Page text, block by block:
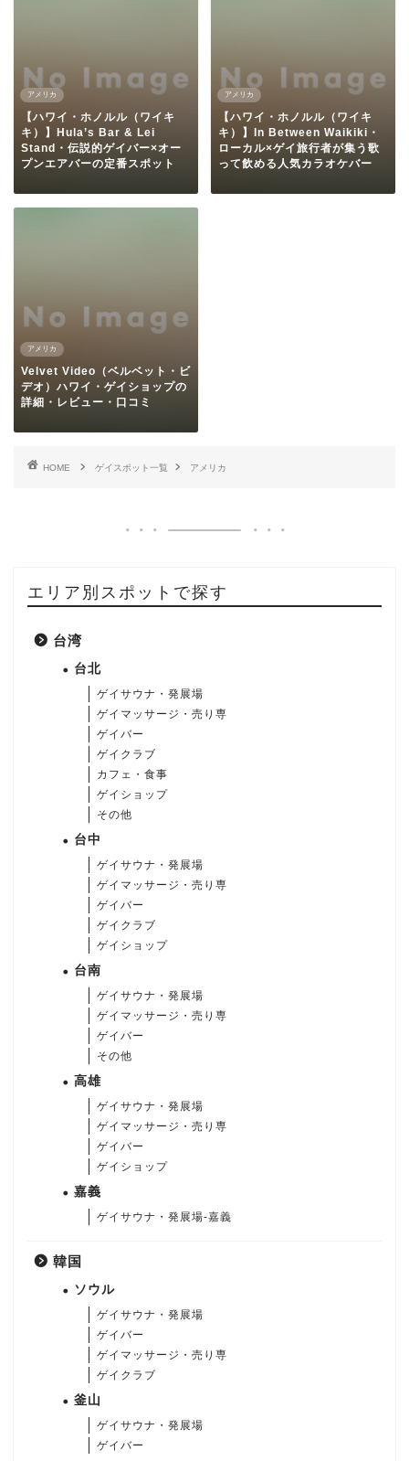
アメリカ
【ハワイ・ホノルル（ワイキ
キ）】Hula’s Bar & Lei
Stand・伝説的ゲイバー×オー
プンエアバーの定番スポット
アメリカ
【ハワイ・ホノルル（ワイキ
キ）】In Between Waikiki・
ローカル×ゲイ旅行者が集う歌
って飲める人気カラオケバー
アメリカ
Velvet Video（ベルベット・ビ
デオ）ハワイ・ゲイショップの
詳細・レビュー・口コミ
HOME ゲイスポット一覧 アメリカ
エリア別スポットで探す
台湾
台北
ゲイサウナ・発展場
ゲイマッサージ・売り専
ゲイバー
ゲイクラブ
カフェ・食事
ゲイショップ
その他
台中
ゲイサウナ・発展場
ゲイマッサージ・売り専
ゲイバー
ゲイクラブ
ゲイショップ
台南
ゲイサウナ・発展場
ゲイマッサージ・売り専
ゲイバー
その他
高雄
ゲイサウナ・発展場
ゲイマッサージ・売り専
ゲイバー
ゲイショップ
嘉義
ゲイサウナ・発展場-嘉義
韓国
ソウル
ゲイサウナ・発展場
ゲイバー
ゲイマッサージ・売り専
ゲイクラブ
釜山
ゲイサウナ・発展場
ゲイバー